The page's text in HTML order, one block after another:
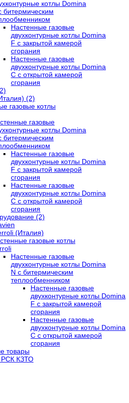
котлы Domina
битермическим
Настенные газовые
двухконтурные котлы Domina
F с закрытой камерой
сгорания
Настенные газовые
двухконтурные котлы Domina
C с открытой камерой
сгорания
(2)
газовые котлы
газовые
котлы Domina
битермическим
Настенные газовые
двухконтурные котлы Domina
F с закрытой камерой
сгорания
Настенные газовые
двухконтурные котлы Domina
C с открытой камерой
сгорания
(2)
(Италия)
газовые котлы
Настенные газовые
двухконтурные котлы Domina
N с битермическим
теплообменником
Настенные газовые
двухконтурные котлы Domina
F с закрытой камерой
сгорания
Настенные газовые
двухконтурные котлы Domina
C с открытой камерой
сгорания
товары
РСК КЗТО